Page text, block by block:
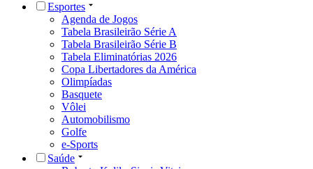
Esportes
Agenda de Jogos
Tabela Brasileirão Série A
Tabela Brasileirão Série B
Tabela Eliminatórias 2026
Copa Libertadores da América
Olimpíadas
Basquete
Vôlei
Automobilismo
Golfe
e-Sports
Saúde